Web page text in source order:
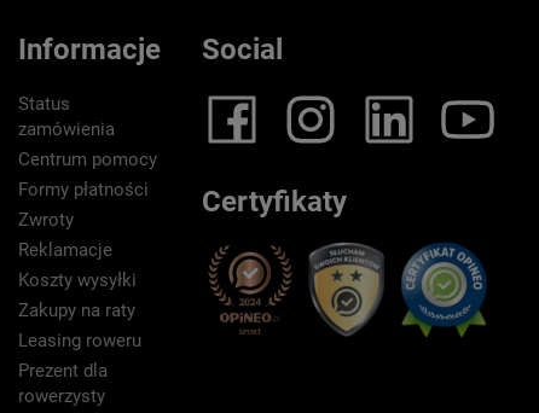
Informacje
Status
zamówienia
Centrum pomocy
Formy płatności
Zwroty
Reklamacje
Koszty wysyłki
Zakupy na raty
Leasing roweru
Prezent dla
rowerzysty
Social
Certyfikaty